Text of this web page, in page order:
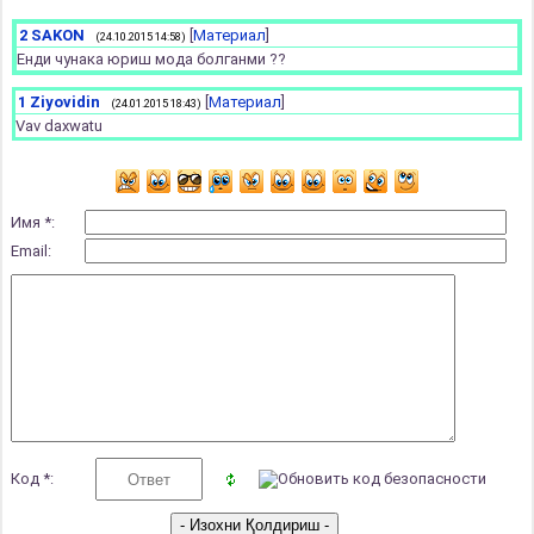
2 SAKON (24.10.2015 14:58) Материал
Енди чунака юриш мода болганми ??
1 Ziyovidin (24.01.2015 18:43) Материал
Vav daxwatu
Имя *:
Email:
Код *: